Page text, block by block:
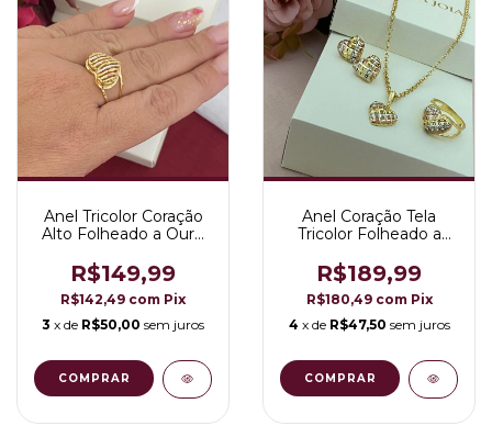
Anel Tricolor Coração
Alto Folheado a Ouro
R$149,99
R$142,49 com Pix
3 x de R$50,00 sem juros
COMPRAR
Anel Coração Tela
Tricolor Folheado a
R$189,99
R$180,49 com Pix
4 x de R$47,50 sem juros
COMPRAR